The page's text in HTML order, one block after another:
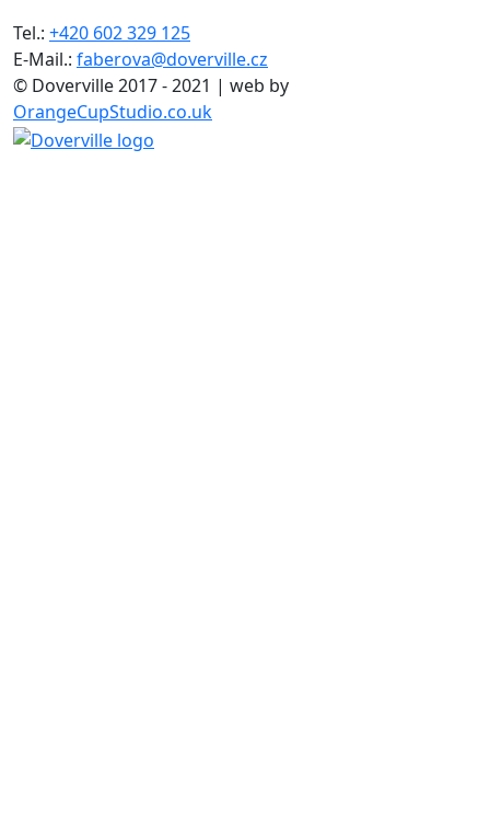
Tel.: +420 602 329 125
E-Mail.: faberova@doverville.cz
© Doverville 2017 - 2021 | web by
OrangeCupStudio.co.uk